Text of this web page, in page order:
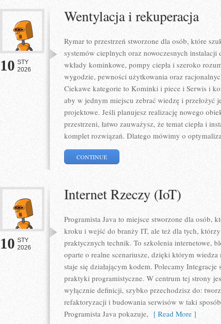
10 STY
2026
Wentylacja i rekuperacja
Rymar to przestrzeń stworzone dla osób, które
systemów cieplnych oraz nowoczesnych
wkłady kominkowe, pompy ciepła i szeroko
wygodzie, pewności użytkowania oraz
Ciekawe kategorie to Kominki i piece i Serwis i
aby w jednym miejscu zebrać wiedzę i przełożyć
projektowe. Jeśli planujesz realizację nowego
przestrzeni, łatwo zauważysz, że temat ciepła i
komplet rozwiązań. Dlatego mówimy o
CONTINUE
10 STY
2026
Internet Rzeczy (IoT)
Programista Java to miejsce stworzone dla osób,
kroku i wejść do branży IT, ale też dla tych,
praktycznych technik. To szkolenia internetowe,
oparte o realne scenariusze, dzięki którym
staje się działającym kodem. Polecamy
praktyki programistyczne. W centrum tej strony
wyłącznie definicji, szybko przechodzisz do:
refaktoryzacji i budowania serwisów w taki
Programista Java pokazuje, [ Read More ]